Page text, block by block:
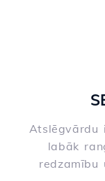
Atslēgvārdu
labāk
redzamību